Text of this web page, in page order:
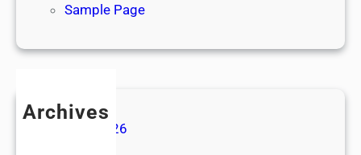
Sample Page
Archives
August 2026